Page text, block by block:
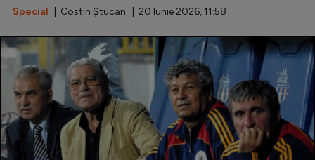
Special | Costin Ștucan | 20 Iunie 2026, 11:58